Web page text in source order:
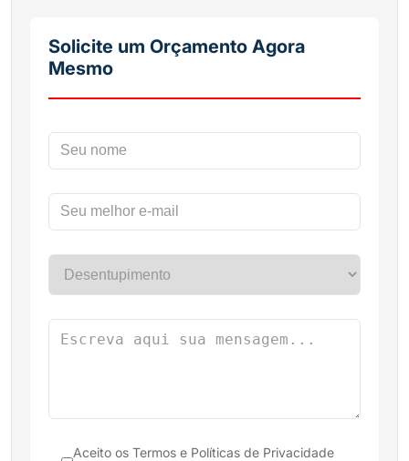
Solicite um Orçamento Agora
Mesmo
Aceito os Termos e Políticas de Privacidade